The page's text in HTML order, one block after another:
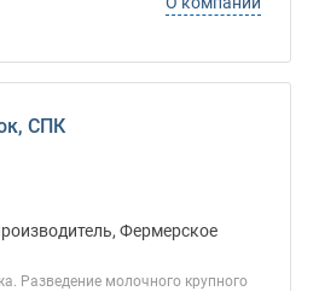
СПК
Фермерское
Разведение молочного крупного